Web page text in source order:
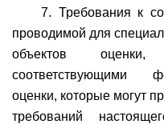
7. Требования к
проводимой для
объектов оценки,
соответствующими
оценки, которые могут
требований